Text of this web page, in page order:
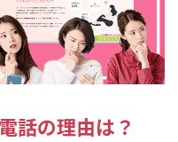
話の理由は？